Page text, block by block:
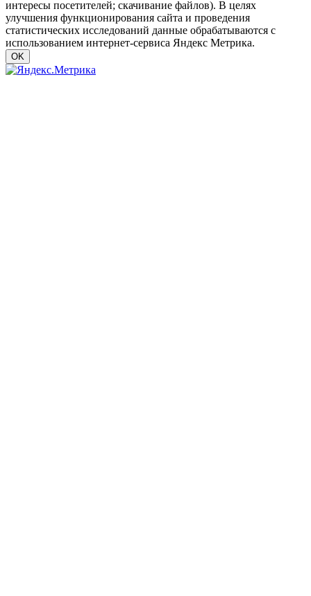
интересы посетителей; скачивание файлов). В целях
улучшения функционирования сайта и проведения
статистических исследований данные обрабатываются с
использованием интернет-сервиса Яндекс Метрика.
OK